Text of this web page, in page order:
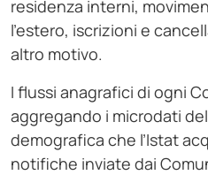
residenza interni,
l’estero, iscrizioni e
altro motivo.
I flussi anagrafici di ogni
aggregando i microdati
demografica che l’Istat
notifiche inviate dai